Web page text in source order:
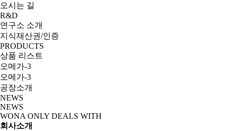
오시는 길
R&D
연구소 소개
지식재산권/인증
PRODUCTS
상품 리스트
오메가-3
오메가-3
공장소개
NEWS
NEWS
WONA ONLY DEALS WITH
회사소개